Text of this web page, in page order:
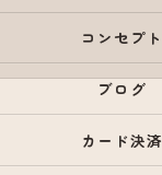
コンセプト
ブログ
カード決済